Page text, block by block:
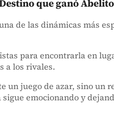
que ganó
de las dinámicas más
para encontrarla en
a los rivales.
un juego de azar, sino
emocionando y